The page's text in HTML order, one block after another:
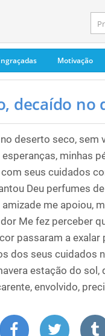
Motivação
decaído no
deserto seco, sem
minhas
seus cuidados
Deu perfumes
me apoiou,
Me fez perceber
passaram a
dos seus cuidados
estação do sol,
envolvido,